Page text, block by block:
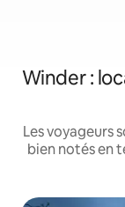
Winder :
Les voyageurs
bien notés en